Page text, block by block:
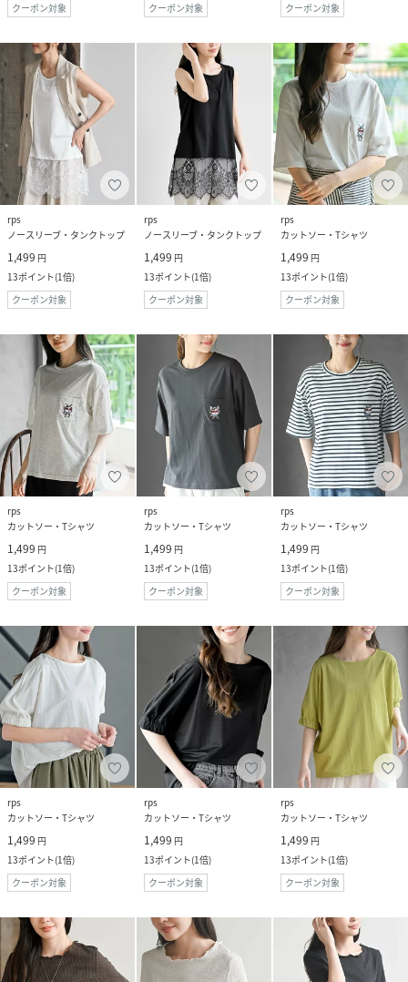
クーポン対象
クーポン対象
クーポン対象
rps
ノースリーブ・タンクトップ
1,499 円
13ポイント(1倍)
クーポン対象
rps
ノースリーブ・タンクトップ
1,499 円
13ポイント(1倍)
クーポン対象
rps
カットソー・Tシャツ
1,499 円
13ポイント(1倍)
クーポン対象
rps
カットソー・Tシャツ
1,499 円
13ポイント(1倍)
クーポン対象
rps
カットソー・Tシャツ
1,499 円
13ポイント(1倍)
クーポン対象
rps
カットソー・Tシャツ
1,499 円
13ポイント(1倍)
クーポン対象
rps
カットソー・Tシャツ
1,499 円
13ポイント(1倍)
クーポン対象
rps
カットソー・Tシャツ
1,499 円
13ポイント(1倍)
クーポン対象
rps
カットソー・Tシャツ
1,499 円
13ポイント(1倍)
クーポン対象